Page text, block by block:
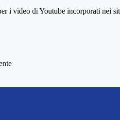
i video di Youtube incorporati nei